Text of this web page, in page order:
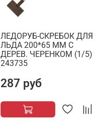
ЛЕДОРУБ-СКРЕБОК ДЛЯ
ЛЬДА 200*65 ММ С
ДЕРЕВ. ЧЕРЕНКОМ (1/5)
243735
287 руб